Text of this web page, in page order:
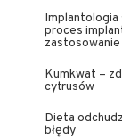
proces
zastosowanie
Kumkwat –
cytrusów
Dieta
błędy